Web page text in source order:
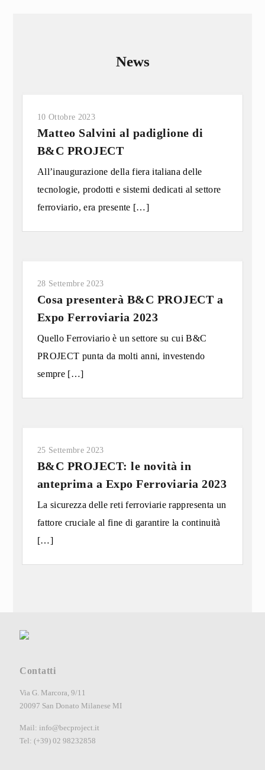
News
10 Ottobre 2023
Matteo Salvini al padiglione di
B&C PROJECT
All’inaugurazione della fiera italiana delle
tecnologie, prodotti e sistemi dedicati al settore
ferroviario, era presente […]
28 Settembre 2023
Cosa presenterà B&C PROJECT a
Expo Ferroviaria 2023
Quello Ferroviario è un settore su cui B&C
PROJECT punta da molti anni, investendo
sempre[…]
25 Settembre 2023
B&C PROJECT: le novità in
anteprima a Expo Ferroviaria 2023
La sicurezza delle reti ferroviarie rappresenta un
fattore cruciale al fine di garantire la continuità
[…]
Contatti
Via G. Marcora, 9/11
20097 San Donato Milanese MI
Mail: info@becproject.it
Tel: (+39) 02 98232858